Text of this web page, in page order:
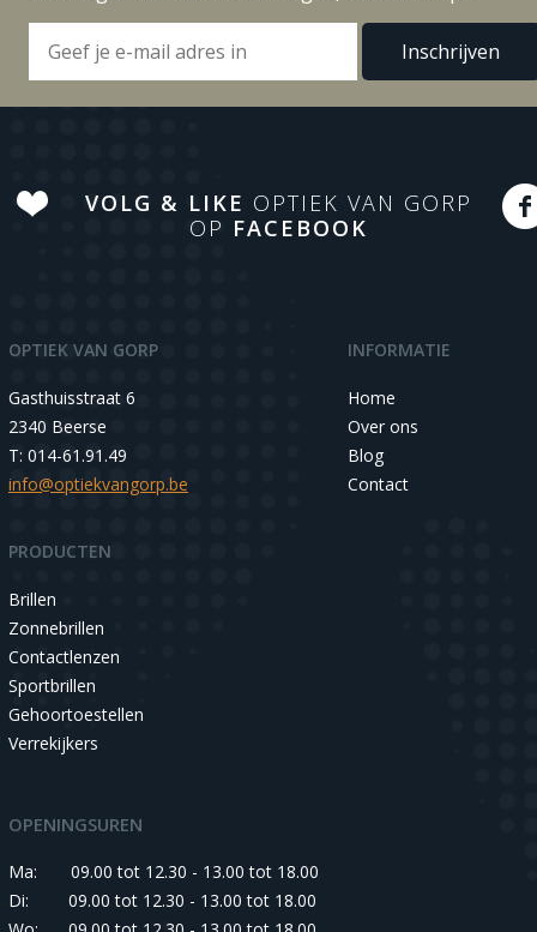
VOLG & LIKE OPTIEK VAN GORP
OP FACEBOOK
OPTIEK VAN GORP
Gasthuisstraat 6
2340 Beerse
T: 014-61.91.49
info@optiekvangorp.be
INFORMATIE
Home
Over ons
Blog
Contact
PRODUCTEN
Brillen
Zonnebrillen
Contactlenzen
Sportbrillen
Gehoortoestellen
Verrekijkers
OPENINGSUREN
Ma:
09.00 tot 12.30 - 13.00 tot 18.00
Di:
09.00 tot 12.30 - 13.00 tot 18.00